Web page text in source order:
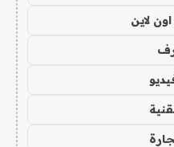
لاين